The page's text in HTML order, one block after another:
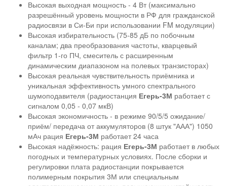
Высокая выходная мощность - 4 Вт (максимально
разрешённый уровень мощности в РФ для гражданской
радиосвязи в Си-Би при использовании FM модуляции)
Высокая избирательность (75-85 дБ по побочным
каналам; два преобразования частоты, кварцевый
фильтр 1-го ПЧ, смеситель с расширенным
динамическим диапазоном на полевых транзисторах)
Высокая реальная чувствительность приёмника и
уникальная эффективность умного спектрального
шумоподавителя (радиостанция Егерь-3М работает с
сигналом 0,05 - 0,07 мкВ)
Высокая экономичность - в режиме 90/5/5 ожидание/
приём/ передача от аккумуляторов (8 штук "ААА") 1050
мАч рация Егерь-3М работает 24 часа
Высокая надёжность: рация Егерь-3М работает в любых
погодных и температурных условиях. После сборки и
регулировки плата радиостанции покрывается
полимерным покрытия 3М или специальным